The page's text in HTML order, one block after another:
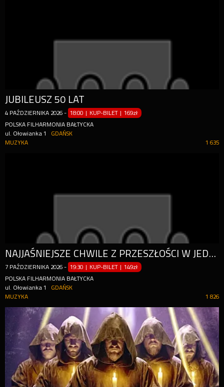
JUBILEUSZ 50 LAT
4 PAŹDZIERNIKA 2026 - 18:00 | KUP-BILET |169zł
POLSKA FILHARMONIA BAŁTYCKA
ul. Ołowianka 1
GDAŃSK
1 635
MUZYKA
NAJJAŚNIEJSZE CHWILE Z PRZESZŁOŚCI W JEDNYM KONCERCIE
7 PAŹDZIERNIKA 2026 - 19:30 | KUP-BILET |149zł
POLSKA FILHARMONIA BAŁTYCKA
ul. Ołowianka 1
GDAŃSK
1 826
MUZYKA